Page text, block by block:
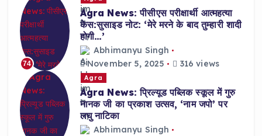
74
Agra News: पीसीएस परीक्षार्थी आत्महत्या
केस:सुसाइड नोट: ‘मेरे मरने के बाद तुम्हारी शादी
होगी…’
Abhimanyu Singh
November 5, 2025
316 views
Agra
Agra News: प्रिल्यूड पब्लिक स्कूल में गुरु
नानक जी का प्रकाश उत्सव, ‘नाम जपो’ पर
लघु नाटिका
Abhimanyu Singh